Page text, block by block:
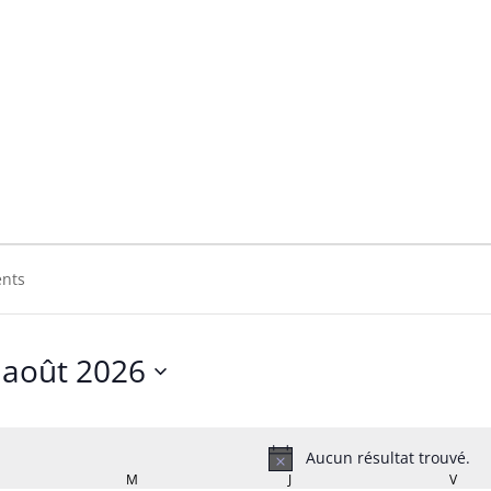
Notice
Aucun résultat trouvé.
août 2026
M JJEUDI V